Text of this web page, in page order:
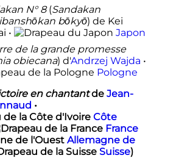
N° 8(Sandakan
bōkyō) de Kei
•
Japon
de la grande promesse
obiecana) d'Andrzej Wajda •
Pologne
en chantantde Jean-
•
Côte
France
Allemagne de
Suisse)